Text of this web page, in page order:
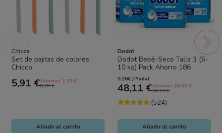
Chicco
Set de pajitas de colores.
Chicco
5,91 €Ahorras 2.29 €
8,20 €
Añadir al carrito
Dodot
Dodot Bebé-Seco Talla 3 (6-
10 kg) Pack Ahorro 186
Pañales (3x62) – Sequedad
Duradera y...
0,26€ / Pañal
48,11 €Ahorras 20.62 €
68,73 €
(524)
Añadir al carrito